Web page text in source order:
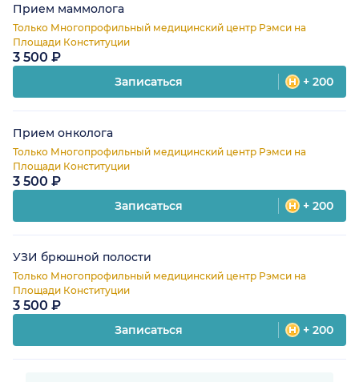
Прием маммолога
Только Многопрофильный медицинский центр Рэмси на
Площади Конституции
3 500 ₽
Записаться + 200
Прием онколога
Только Многопрофильный медицинский центр Рэмси на
Площади Конституции
3 500 ₽
Записаться + 200
УЗИ брюшной полости
Только Многопрофильный медицинский центр Рэмси на
Площади Конституции
3 500 ₽
Записаться + 200